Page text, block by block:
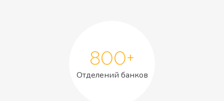
800+
Отделений банков